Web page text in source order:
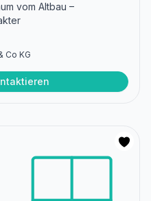
vom Altbau –
Co KG